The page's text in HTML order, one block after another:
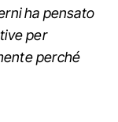
ha pensato
per
perché